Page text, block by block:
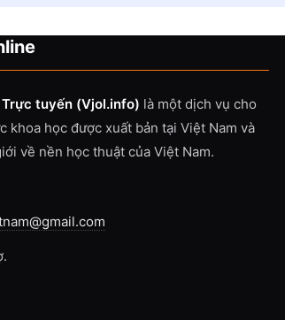
tuyến (Vjol.info) là một dịch vụ cho
khoa học được xuất bản tại Việt Nam và
về nền học thuật của Việt Nam.